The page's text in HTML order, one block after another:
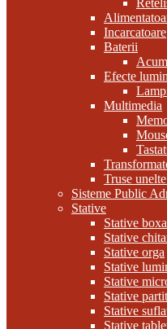
Incarcatoare
Baterii
Efecte
Multimedia
Truse
Sisteme Public
Stative
Stative boxa
Stative
Stative orga
Stative
Stative
Stative
Stative
Stative